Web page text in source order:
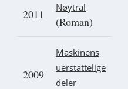
2011 Nøytral
(Roman)
2009
Maskinens
uerstattelige
deler